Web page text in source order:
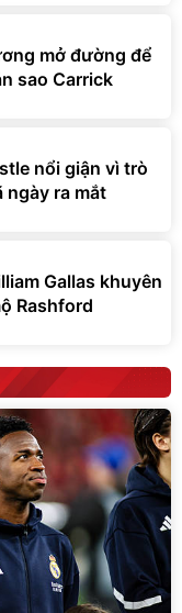
mở đường để
sao Carrick
nổi giận vì trò
ngày ra mắt
Gallas khuyên
Rashford